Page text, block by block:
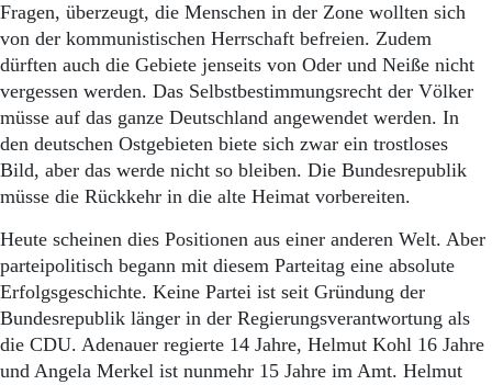
Fragen, überzeugt, die Menschen in der Zone wollten sich
von der kommunistischen Herrschaft befreien. Zudem
dürften auch die Gebiete jenseits von Oder und Neiße nicht
vergessen werden. Das Selbstbestimmungsrecht der Völker
müsse auf das ganze Deutschland angewendet werden. In
den deutschen Ostgebieten biete sich zwar ein trostloses
Bild, aber das werde nicht so bleiben. Die Bundesrepublik
müsse die Rückkehr in die alte Heimat vorbereiten.
Heute scheinen dies Positionen aus einer anderen Welt. Aber
parteipolitisch begann mit diesem Parteitag eine absolute
Erfolgsgeschichte. Keine Partei ist seit Gründung der
Bundesrepublik länger in der Regierungsverantwortung als
die CDU. Adenauer regierte 14 Jahre, Helmut Kohl 16 Jahre
und Angela Merkel ist nunmehr 15 Jahre im Amt. Helmut